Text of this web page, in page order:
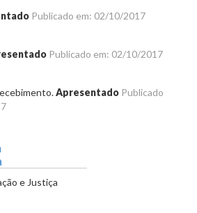
Publicado em: 02/10/2017
Publicado em: 02/10/2017
Apresentado Publicado
e Justiça